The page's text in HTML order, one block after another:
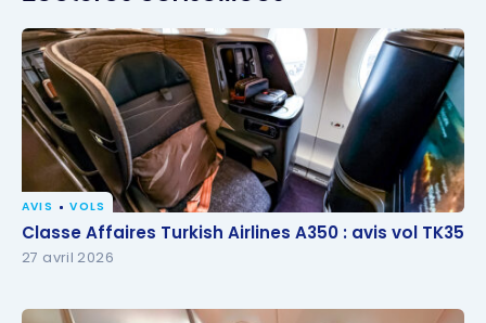
Classe Affaires Turkish Airlines A350 : avis vol TK35
AVIS VOLS
Classe Affaires Turkish Airlines A350 : avis vol TK35
27 avril 2026